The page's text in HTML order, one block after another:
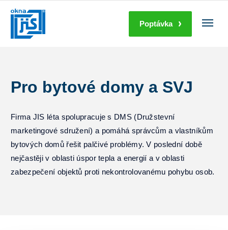
Poptávka
Pro bytové domy a SVJ
Firma JIS léta spolupracuje s DMS (Družstevní
marketingové sdružení) a pomáhá správcům a vlastníkům
bytových domů řešit palčivé problémy. V poslední době
nejčastěji v oblasti úspor tepla a energií a v oblasti
zabezpečení objektů proti nekontrolovanému pohybu osob.